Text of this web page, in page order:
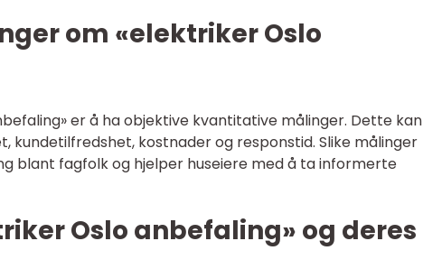
om «elektriker Oslo
er å ha objektive kvantitative målinger. Dette kan
kundetilfredshet, kostnader og responstid. Slike målinger
blant fagfolk og hjelper huseiere med å ta informerte
Oslo anbefaling» og deres